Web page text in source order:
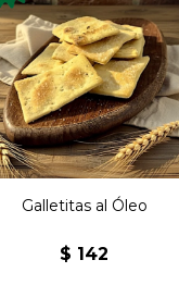
Galletas premium,
al óleo. Nuevos
sabores, elaboradas
artesanalmente.
Galletitas al Óleo
$ 142